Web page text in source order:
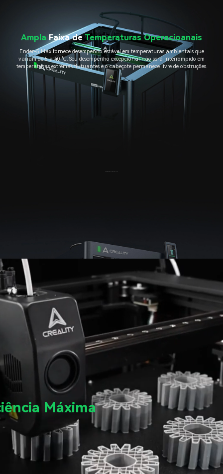
Ampla Faixa deTemperaturas Operacioanais
Ender-5 Max fornece desempenho estável em temperaturas ambientais que
variam de 5 a 40 ℃. Seu desempenho excepcional não será interrompido em
temperaturas extremas flutuantes e o cabeçote permanece livre de obstruções.
*Dados do Creality Lab.
Máxima